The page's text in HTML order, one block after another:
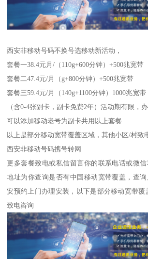
西安非移动号码不换号选移动新活动，
套餐一38.4元月/（110g+600分钟）+500兆宽带
套餐二47.4元/月（g+800分钟）+500兆宽带
套餐三59.4元/月（140g+1100分钟）1000兆宽带
（含0-4张副卡，副卡免费2年）活动期有限，
可以添加移动老号为副卡共用以上套餐
以上是部分移动宽带覆盖区域，其他小区/村致
西安非移动号码携号转网
更多套餐致电或私信留言你的联系电话或微
地址为你查询是否有中国移动宽带覆盖，查
安预约上门办理安装，以下是部分移动宽带
致电咨询